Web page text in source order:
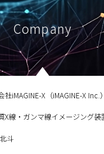
Company
社iMAGINE-X（iMAGINE-X Inc.）
X線・ガンマ線イメージング装
斗